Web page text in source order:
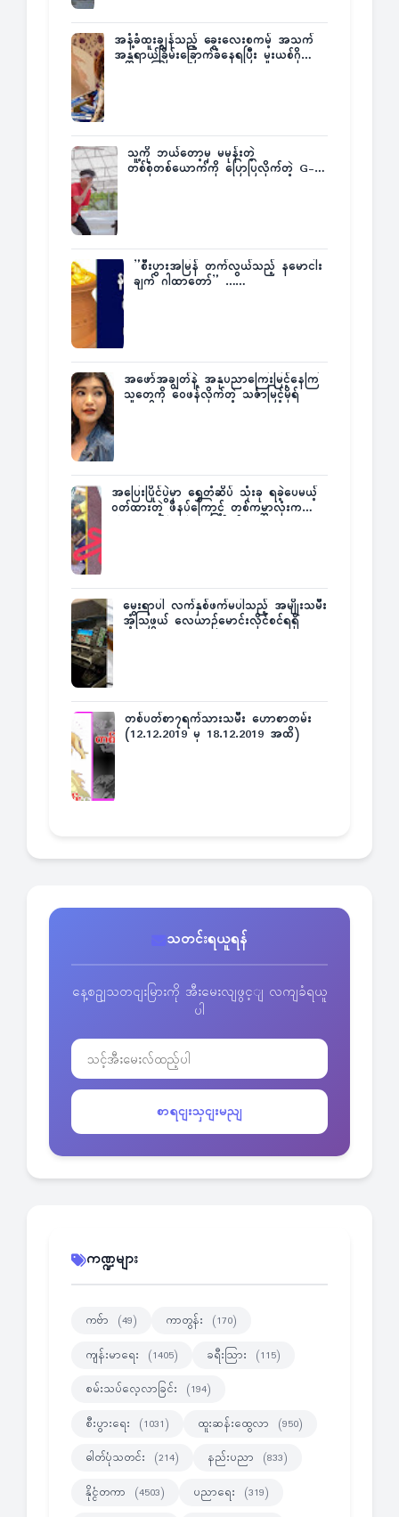
အနံ့ခံထူးချွန်သည့် ခွေးလေးစကမ့် အသက်
အန္တရာယ်ခြိမ်းခြောက်ခံနေရပြီး မူးယစ်ဂိုဏ်း
သူ့ကို ဘယ်တော့မှ မမုန်းတဲ့
တစ်စုံတစ်ယောက်ကို ပြောပြလိုက်တဲ့ G-
”စီးပွားအမြန် တက်လွယ်သည့် နမောငါး
ချက် ဂါထာတော်” ……
အဖော်အချွတ်နဲ့ အနုပညာကြေးမြင့်နေကြ
သူတွေကို ဝေဖန်လိုက်တဲ့ သင်္ဇာမြင့်မိုရ်
အပြေးပြိုင်ပွဲမှာ ရွှေတံဆိပ် သုံးခု ရခဲ့ပေမယ့်
ဝတ်ထားတဲ့ ဖိနပ်ကြောင့် တစ်ကမ္ဘာလုံးက
မွေးရာပါ လက်နှစ်ဖက်မပါသည့် အမျိုးသမီး
အံ့သြဖွယ် လေယာဉ်မောင်းလိုင်စင်ရရှိ
တစ်ပတ်စာ၇ရက်သားသမီး ဟောစာတမ်း
(12.12.2019 မှ 18.12.2019 အထိ)
သတင်းရယူရန်
နေ့စဥျသတငျးမြားကို အီးမေးလျဖွင့ျ လကျခံရယူ
ပါ
စာရငျးသှငျးမညျ
ကဏ္ဍများ
ကဗ်ာ (49) ကာတွန်း (170)
ကျန်းမာရေး (1405) ခရီးသြား (115)
စမ်းသပ်လေ့လာခြင်း (194)
စီးပွားရေး (1031) ထူးဆန်းထွေလာ (950)
ဓါတ်ပုံသတင်း (214) နည်းပညာ (833)
နိုင္ငံတကာ (4503) ပညာရေး (319)